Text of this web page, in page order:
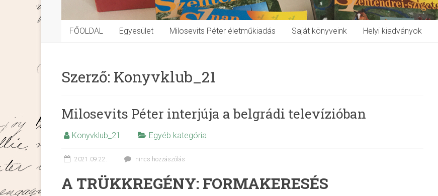
FŐOLDAL Egyesület Milosevits Péter életműkiadás Saját könyveink Helyi kiadványok
Szerző: Konyvklub_21
Milosevits Péter interjúja a belgrádi televízióban
Konyvklub_21 Egyéb kategória
2021.09.22. nincs hozzászólás
A TRÜKKREGÉNY: FORMAKERESÉS